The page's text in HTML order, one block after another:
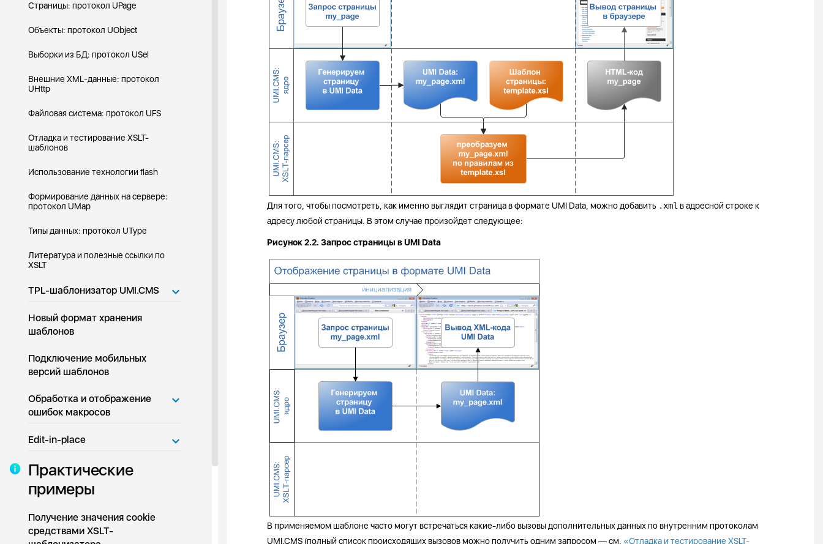
Страницы: протокол UPage
Объекты: протокол UObject
Выборки из БД: протокол USel
Внешние XML-данные: протокол
UHttp
Файловая система: протокол UFS
Отладка и тестирование XSLT-
шаблонов
Использование технологии flash
Формирование данных на сервере:
протокол UMap
Типы данных: протокол UType
Литература и полезные ссылки по
XSLT
TPL-шаблонизатор UMI.CMS
Новый формат хранения
шаблонов
Подключение мобильных
версий шаблонов
Обработка и отображение
ошибок макросов
Edit-in-place
Практические
примеры
Получение значения cookie
средствами XSLT-
Для того, чтобы посмотреть, как именно выглядит страница в формате UMI Data, можно добавить .xml в адресной строке к
адресу любой страницы. В этом случае произойдет следующее:
Рисунок 2.2. Запрос страницы в UMI Data
В применяемом шаблоне часто могут встречаться какие-либо вызовы дополнительных данных по внутренним протоколам
UMI.CMS (полный список происходящих вызовов можно получить одним запросом — см. «Отладка и тестирование XSLT-